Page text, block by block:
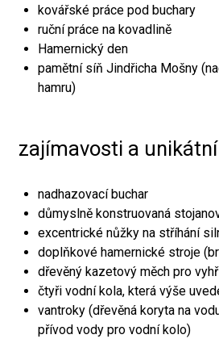
kovářské práce pod buchary
ruční práce na kovadlině
Hamernický den
pamětní síň Jindřicha Mošny
hamru)
zajímavosti a
nadhazovací buchar
důmyslně konstruovaná
excentrické nůžky na stříhání
doplňkové hamernické stroje
dřevěný kazetový měch pro
čtyři vodní kola, která výše
vantroky (dřevěná koryta na
přívod vody pro vodní kolo)